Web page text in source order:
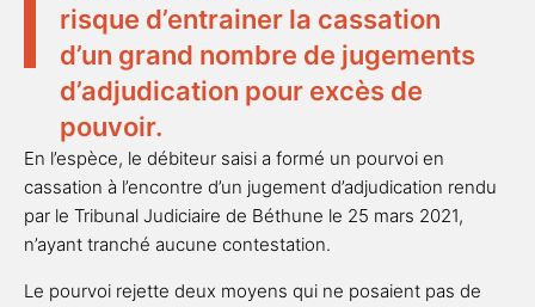
risque d’entrainer la cassation
d’un grand nombre de jugements
d’adjudication pour excès de
pouvoir.
En l’espèce, le débiteur saisi a formé un pourvoi en
cassation à l’encontre d’un jugement d’adjudication rendu
par le Tribunal Judiciaire de Béthune le 25 mars 2021,
n’ayant tranché aucune contestation.
Le pourvoi rejette deux moyens qui ne posaient pas de